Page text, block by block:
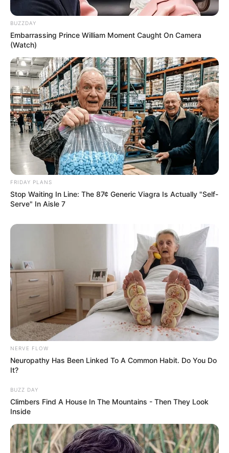
BUZZDAY
Embarrassing Prince William Moment Caught On Camera
(Watch)
FRIDAY PLANS
Stop Waiting In Line: The 87¢ Generic Viagra Is Actually "Self-
Serve" In Aisle 7
NERVE FLOW
Neuropathy Has Been Linked To A Common Habit. Do You Do
It?
BUZZ DAY
Climbers Find A House In The Mountains - Then They Look
Inside